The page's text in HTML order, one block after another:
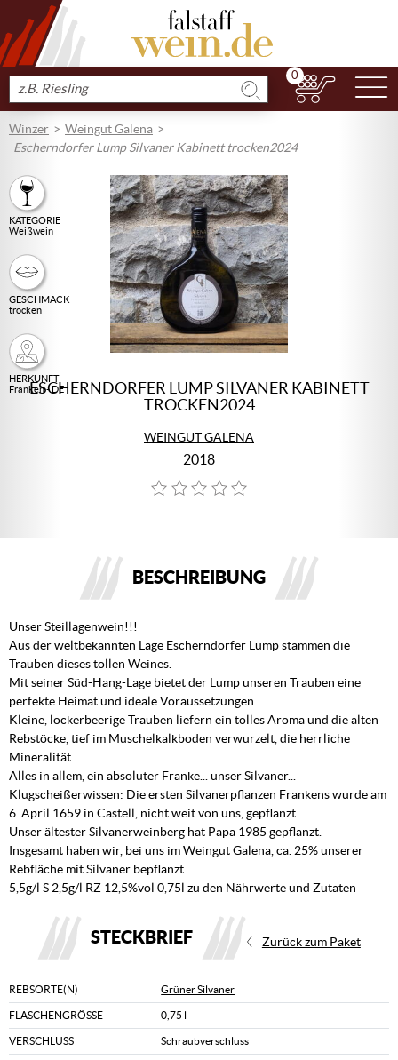
Produkt
suchen
0
Winzer
Weingut Galena
Escherndorfer Lump Silvaner Kabinett trocken2024
KATEGORIE
Weißwein
GESCHMACK
trocken
HERKUNFT
Franken - DE
ESCHERNDORFER LUMP SILVANER KABINETT
TROCKEN2024
WEINGUT GALENA
2018
BESCHREIBUNG
Unser Steillagenwein!!!
Aus der weltbekannten Lage Escherndorfer Lump stammen die
Trauben dieses tollen Weines.
Mit seiner Süd-Hang-Lage bietet der Lump unseren Trauben eine
perfekte Heimat und ideale Voraussetzungen.
Kleine, lockerbeerige Trauben liefern ein tolles Aroma und die alten
Rebstöcke, tief im Muschelkalkboden verwurzelt, die herrliche
Mineralität.
Alles in allem, ein absoluter Franke... unser Silvaner...
Klugscheißerwissen: Die ersten Silvanerpflanzen Frankens wurde am
6. April 1659 in Castell, nicht weit von uns, gepflanzt.
Unser ältester Silvanerweinberg hat Papa 1985 gepflanzt.
Insgesamt haben wir, bei uns im Weingut Galena, ca. 25% unserer
Rebfläche mit Silvaner bepflanzt.
5,5g/l S 2,5g/l RZ 12,5%vol 0,75l zu den Nährwerte und Zutaten
STECKBRIEF Zurück zum Paket
REBSORTE(N) Grüner Silvaner
FLASCHENGRÖSSE 0,75 l
VERSCHLUSS Schraubverschluss